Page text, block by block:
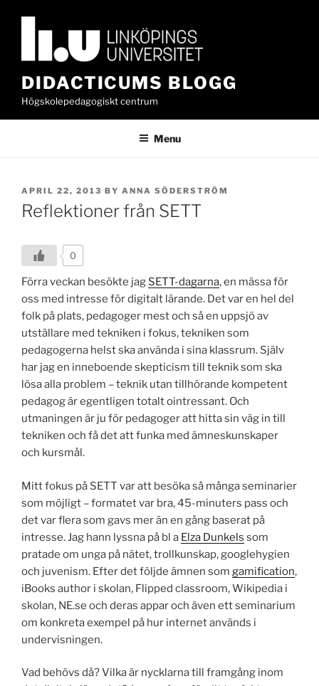
DIDACTICUMS BLOGG
Högskolepedagogiskt centrum
Menu
POSTED
ON
APRIL 22, 2013 BY ANNA SÖDERSTRÖM
Reflektioner från SETT
0
Förra veckan besökte jag SETT-dagarna, en mässa för
oss med intresse för digitalt lärande. Det var en hel del
folk på plats, pedagoger mest och så en uppsjö av
utställare med tekniken i fokus, tekniken som
pedagogerna helst ska använda i sina klassrum. Själv
har jag en inneboende skepticism till teknik som ska
lösa alla problem – teknik utan tillhörande kompetent
pedagog är egentligen totalt ointressant. Och
utmaningen är ju för pedagoger att hitta sin väg in till
tekniken och få det att funka med ämneskunskaper
och kursmål.
Mitt fokus på SETT var att besöka så många seminarier
som möjligt – formatet var bra, 45-minuters pass och
det var flera som gavs mer än en gång baserat på
intresse. Jag hann lyssna på bl a Elza Dunkels som
pratade om unga på nätet, trollkunskap, googlehygien
och juvenism. Efter det följde ämnen som gamification,
iBooks author i skolan, Flipped classroom, Wikipedia i
skolan, NE.se och deras appar och även ett seminarium
om konkreta exempel på hur internet används i
undervisningen.
Vad behövs då? Vilka är nycklarna till framgång inom